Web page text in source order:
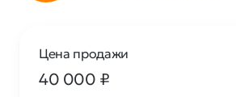
Цена продажи
40 000 ₽